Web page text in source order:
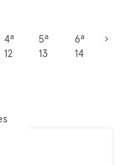
4ª
12
5ª
13
6ª
14